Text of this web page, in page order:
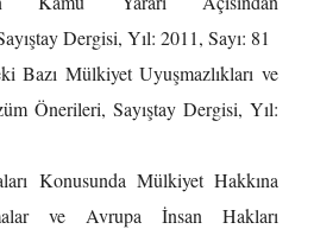
Dergisi, Yıl: 2011, Sayı: 81
Bazı Mülkiyet Uyuşmazlıkları ve
Önerileri, Sayıştay Dergisi, Yıl:
Konusunda Mülkiyet Hakkına
ve Avrupa İnsan Hakları